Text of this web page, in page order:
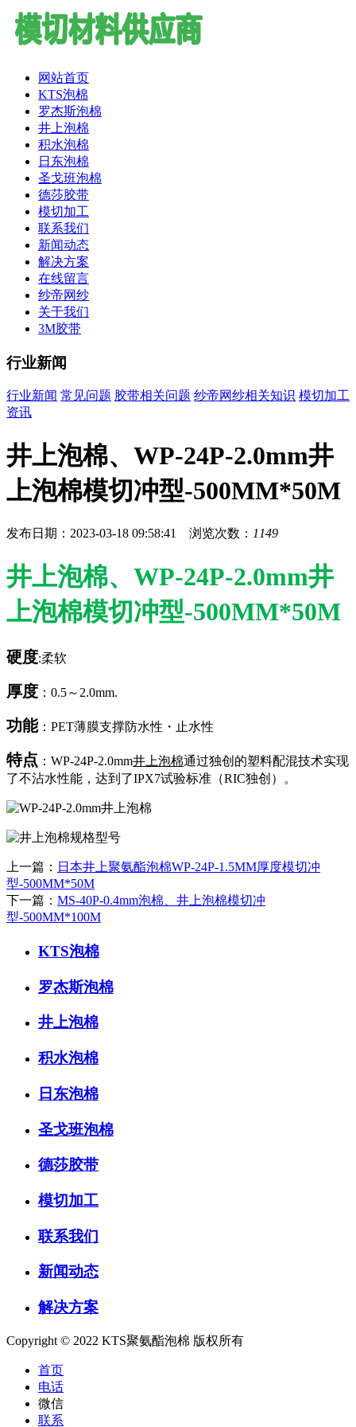
网站首页
KTS泡棉
罗杰斯泡棉
井上泡棉
积水泡棉
日东泡棉
圣戈班泡棉
德莎胶带
模切加工
联系我们
新闻动态
解决方案
在线留言
纱帝网纱
关于我们
3M胶带
行业新闻
行业新闻 常见问题 胶带相关问题 纱帝网纱相关知识 模切加工
资讯
井上泡棉、WP-24P-2.0mm井
上泡棉模切冲型-500MM*50M
发布日期：2023-03-18 09:58:41 浏览次数： 1149
井上泡棉、WP-24P-2.0mm井
上泡棉模切冲型-500MM*50M
硬度:柔软
厚度 ：0.5～2.0mm.
功能：PET薄膜支撑防水性・止水性
特点 ：WP-24P-2.0mm井上泡棉通过独创的塑料配混技术实现
了不沾水性能，达到了IPX7试验标准（RIC独创）。
上一篇： 日本井上聚氨酯泡棉WP-24P-1.5MM厚度模切冲
型-500MM*50M
下一篇： MS-40P-0.4mm泡棉、井上泡棉模切冲
型-500MM*100M
KTS泡棉
罗杰斯泡棉
井上泡棉
积水泡棉
日东泡棉
圣戈班泡棉
德莎胶带
模切加工
联系我们
新闻动态
解决方案
Copyright © 2022 KTS聚氨酯泡棉 版权所有
首页
电话
微信
联系